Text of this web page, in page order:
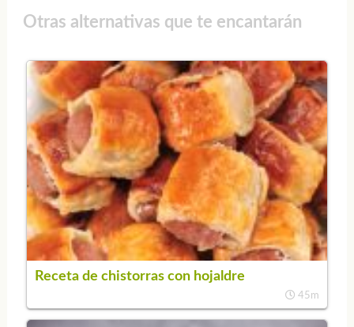
Otras alternativas que te encantarán
Receta de chistorras con hojaldre
45m